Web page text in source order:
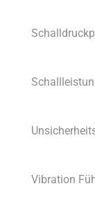
Vibration